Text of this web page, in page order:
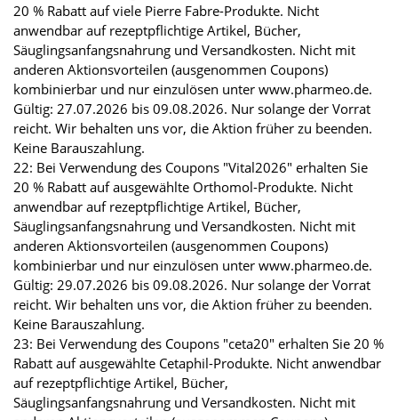
20 % Rabatt auf viele Pierre Fabre-Produkte. Nicht
anwendbar auf rezeptpflichtige Artikel, Bücher,
Säuglingsanfangsnahrung und Versandkosten. Nicht mit
anderen Aktionsvorteilen (ausgenommen Coupons)
kombinierbar und nur einzulösen unter www.pharmeo.de.
Gültig: 27.07.2026 bis 09.08.2026. Nur solange der Vorrat
reicht. Wir behalten uns vor, die Aktion früher zu beenden.
Keine Barauszahlung.
22: Bei Verwendung des Coupons "Vital2026" erhalten Sie
20 % Rabatt auf ausgewählte Orthomol-Produkte. Nicht
anwendbar auf rezeptpflichtige Artikel, Bücher,
Säuglingsanfangsnahrung und Versandkosten. Nicht mit
anderen Aktionsvorteilen (ausgenommen Coupons)
kombinierbar und nur einzulösen unter www.pharmeo.de.
Gültig: 29.07.2026 bis 09.08.2026. Nur solange der Vorrat
reicht. Wir behalten uns vor, die Aktion früher zu beenden.
Keine Barauszahlung.
23: Bei Verwendung des Coupons "ceta20" erhalten Sie 20 %
Rabatt auf ausgewählte Cetaphil-Produkte. Nicht anwendbar
auf rezeptpflichtige Artikel, Bücher,
Säuglingsanfangsnahrung und Versandkosten. Nicht mit